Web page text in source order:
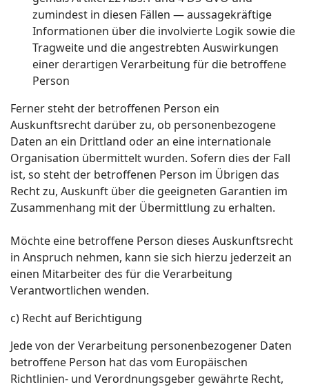
zumindest in diesen Fällen — aussagekräftige
Informationen über die involvierte Logik sowie die
Tragweite und die angestrebten Auswirkungen
einer derartigen Verarbeitung für die betroffene
Person
Ferner steht der betroffenen Person ein
Auskunftsrecht darüber zu, ob personenbezogene
Daten an ein Drittland oder an eine internationale
Organisation übermittelt wurden. Sofern dies der Fall
ist, so steht der betroffenen Person im Übrigen das
Recht zu, Auskunft über die geeigneten Garantien im
Zusammenhang mit der Übermittlung zu erhalten.
Möchte eine betroffene Person dieses Auskunftsrecht
in Anspruch nehmen, kann sie sich hierzu jederzeit an
einen Mitarbeiter des für die Verarbeitung
Verantwortlichen wenden.
c) Recht auf Berichtigung
Jede von der Verarbeitung personenbezogener Daten
betroffene Person hat das vom Europäischen
Richtlinien- und Verordnungsgeber gewährte Recht,